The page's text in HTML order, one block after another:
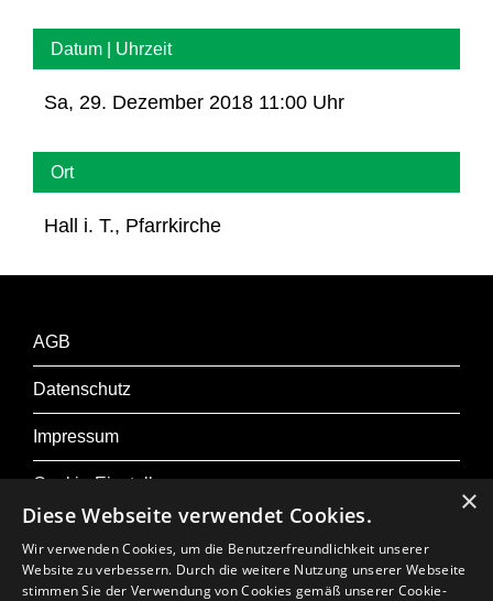
Datum | Uhrzeit
Sa, 29. Dezember 2018 11:00 Uhr
Ort
Hall i. T., Pfarrkirche
AGB
Datenschutz
Impressum
Cookie-Einstellungen
Zu Osterfestival Tirol
×
Diese Webseite verwendet Cookies.
Wir verwenden Cookies, um die Benutzerfreundlichkeit unserer
Website zu verbessern. Durch die weitere Nutzung unserer Webseite
stimmen Sie der Verwendung von Cookies gemäß unserer Cookie-